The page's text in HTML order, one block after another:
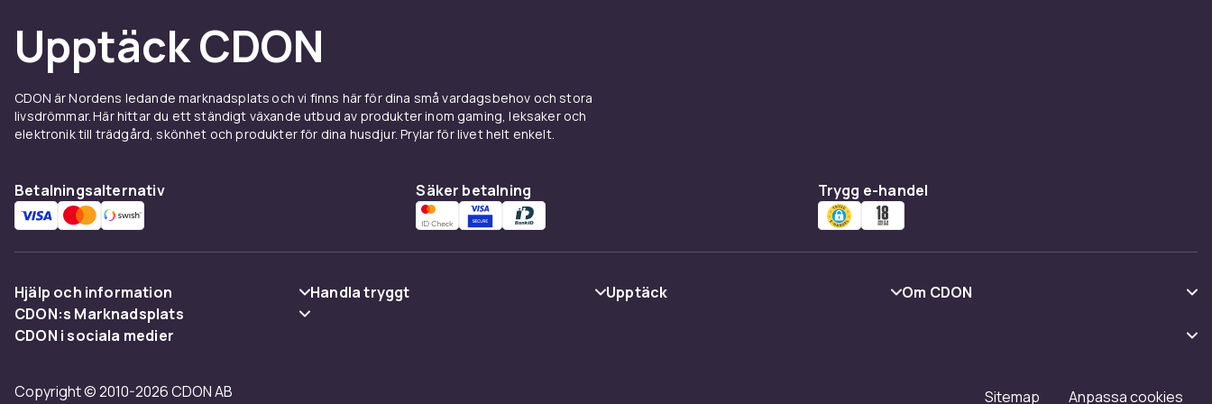
Upptäck CDON
CDON är Nordens ledande marknadsplats och vi finns här för dina små vardagsbehov och stora
livsdrömmar. Här hittar du ett ständigt växande utbud av produkter inom gaming, leksaker och
elektronik till trädgård, skönhet och produkter för dina husdjur. Prylar för livet helt enkelt.
Betalningsalternativ Säker betalning Trygg e-handel
Hjälp och information
Vanliga frågor
Ångra & Returnera här
Handla tryggt
Upptäck
Om CDON
Karriär på CDON
CDON:s Marknadsplats
Sälj på CDON
CDON i sociala medier
Copyright © 2010-2026 CDON AB
Sitemap Anpassa cookies